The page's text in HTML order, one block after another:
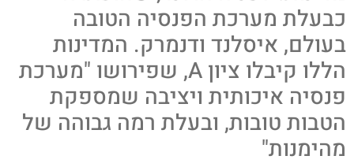
כבעלת מערכת הפנסיה הטובה
בעולם, איסלנד ודנמרק. המדינות
הללו קיבלו ציון A, שפירושו "מערכת
פנסיה איכותית ויציבה שמספקת
הטבות טובות, ובעלת רמה גבוהה של
מהימנות"